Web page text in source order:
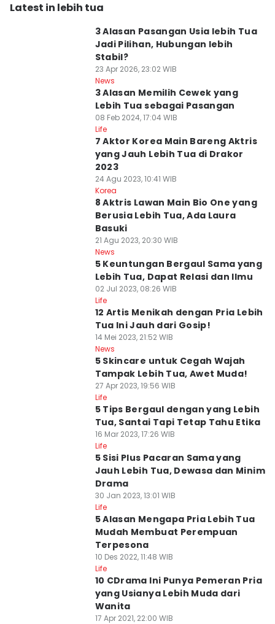
Latest in lebih tua
3 Alasan Pasangan Usia lebih Tua
Jadi Pilihan, Hubungan lebih
Stabil?
23 Apr 2026, 23:02 WIB
News
3 Alasan Memilih Cewek yang
Lebih Tua sebagai Pasangan
08 Feb 2024, 17:04 WIB
Life
7 Aktor Korea Main Bareng Aktris
yang Jauh Lebih Tua di Drakor
2023
24 Agu 2023, 10:41 WIB
Korea
8 Aktris Lawan Main Bio One yang
Berusia Lebih Tua, Ada Laura
Basuki
21 Agu 2023, 20:30 WIB
News
5 Keuntungan Bergaul Sama yang
Lebih Tua, Dapat Relasi dan Ilmu
02 Jul 2023, 08:26 WIB
Life
12 Artis Menikah dengan Pria Lebih
Tua Ini Jauh dari Gosip!
14 Mei 2023, 21:52 WIB
News
5 Skincare untuk Cegah Wajah
Tampak Lebih Tua, Awet Muda!
27 Apr 2023, 19:56 WIB
Life
5 Tips Bergaul dengan yang Lebih
Tua, Santai Tapi Tetap Tahu Etika
16 Mar 2023, 17:26 WIB
Life
5 Sisi Plus Pacaran Sama yang
Jauh Lebih Tua, Dewasa dan Minim
Drama
30 Jan 2023, 13:01 WIB
Life
5 Alasan Mengapa Pria Lebih Tua
Mudah Membuat Perempuan
Terpesona
10 Des 2022, 11:48 WIB
Life
10 CDrama Ini Punya Pemeran Pria
yang Usianya Lebih Muda dari
Wanita
17 Apr 2021, 22:00 WIB